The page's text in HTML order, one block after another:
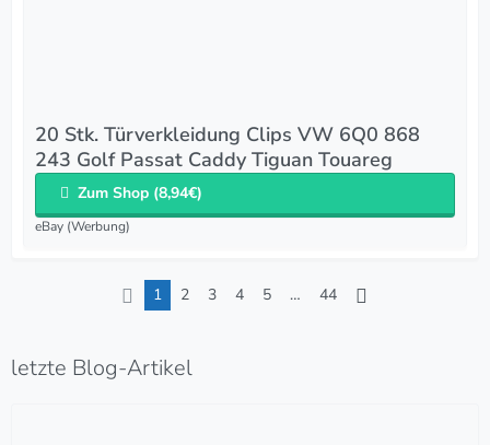
20 Stk. Türverkleidung Clips VW 6Q0 868
243 Golf Passat Caddy Tiguan Touareg
Zum Shop (8,94€)
eBay (Werbung)
1 2 3 4 5 … 44
letzte Blog-Artikel